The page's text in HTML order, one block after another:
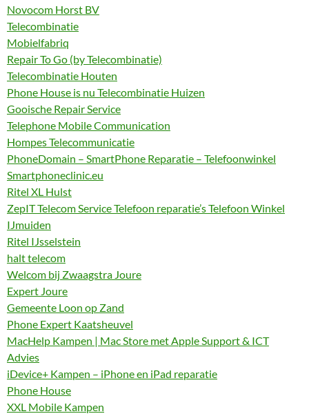
Novocom Horst BV
Telecombinatie
Mobielfabriq
Repair To Go (by Telecombinatie)
Telecombinatie Houten
Phone House is nu Telecombinatie Huizen
Gooische Repair Service
Telephone Mobile Communication
Hompes Telecommunicatie
PhoneDomain – SmartPhone Reparatie – Telefoonwinkel
Smartphoneclinic.eu
Ritel XL Hulst
ZepIT Telecom Service Telefoon reparatie’s Telefoon Winkel
IJmuiden
Ritel IJsselstein
halt telecom
Welcom bij Zwaagstra Joure
Expert Joure
Gemeente Loon op Zand
Phone Expert Kaatsheuvel
MacHelp Kampen | Mac Store met Apple Support & ICT
Advies
iDevice+ Kampen – iPhone en iPad reparatie
Phone House
XXL Mobile Kampen